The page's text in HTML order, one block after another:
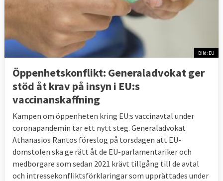
Bild: EU
Öppenhetskonflikt: Generaladvokat ger
stöd åt krav på insyn i EU:s
vaccinanskaffning
Kampen om öppenheten kring EU:s vaccinavtal under
coronapandemin tar ett nytt steg. Generaladvokat
Athanasios Rantos föreslog på torsdagen att EU-
domstolen ska ge rätt åt de EU-parlamentariker och
medborgare som sedan 2021 krävt tillgång till de avtal
och intressekonfliktsförklaringar som upprättades under